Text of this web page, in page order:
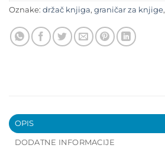
Oznake: držač knjiga, graničar za knjige,
OPIS
DODATNE INFORMACIJE